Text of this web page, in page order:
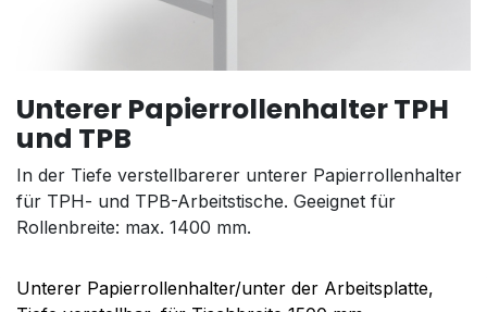
Unterer Papierrollenhalter TPH
und TPB
In der Tiefe verstellbarerer unterer Papierrollenhalter
für TPH- und TPB-Arbeitstische. Geeignet für
Rollenbreite: max. 1400 mm.
Unterer Papierrollenhalter/unter der Arbeitsplatte,